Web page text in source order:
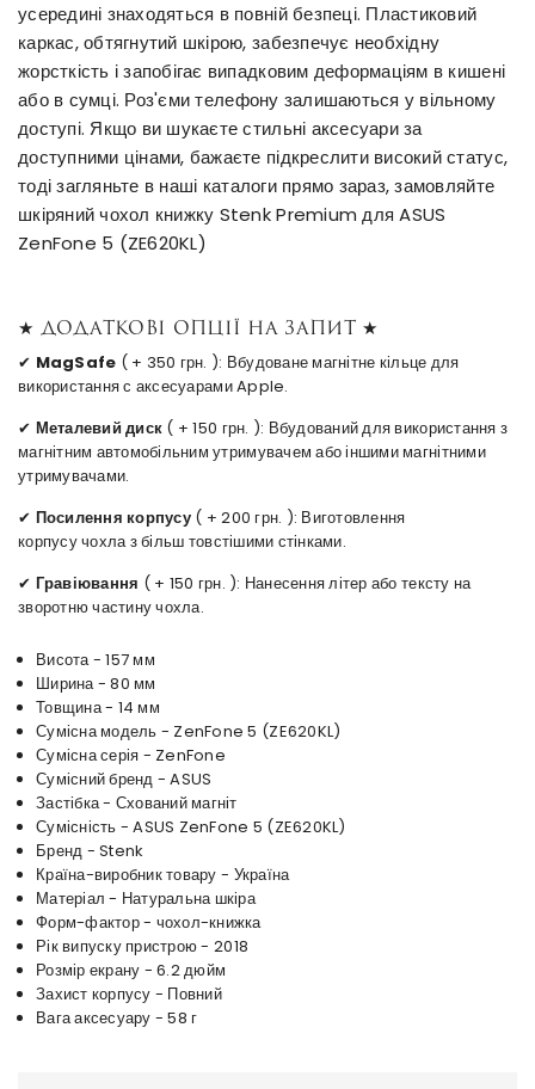
усередині знаходяться в повній безпеці. Пластиковий
каркас, обтягнутий шкірою, забезпечує необхідну
жорсткість і запобігає випадковим деформаціям в кишені
або в сумці. Роз'єми телефону залишаються у вільному
доступі. Якщо ви шукаєте стильні аксесуари за
доступними цінами, бажаєте підкреслити високий статус,
тоді загляньте в наші каталоги прямо зараз, замовляйте
шкіряний чохол книжку Stenk Premium для ASUS
ZenFone 5 (ZE620KL)
★ Додаткові опції на запит ★
✔ MagSafe ( + 350 грн. ): Вбудоване магнітне кільце для
використання с аксесуарами Apple.
✔ Металевий диск ( + 150 грн. ): Вбудований для використання з
магнітним автомобільним утримувачем або іншими магнітними
утримувачами.
✔ Посилення корпусу ( + 200 грн. ): Виготовлення
корпусу чохла з більш товстішими стінками.
✔ Гравіювання ( + 150 грн. ): Нанесення літер або тексту на
зворотню частину чохла.
Висота - 157 мм
Ширина - 80 мм
Товщина - 14 мм
Сумісна модель - ZenFone 5 (ZE620KL)
Сумісна серія - ZenFone
Сумісний бренд - ASUS
Застібка - Схований магніт
Сумісність - ASUS ZenFone 5 (ZE620KL)
Бренд - Stenk
Країна-виробник товару - Україна
Матеріал - Натуральна шкіра
Форм-фактор - чохол-книжка
Рік випуску пристрою - 2018
Розмір екрану - 6.2 дюйм
Захист корпусу - Повний
Вага аксесуару - 58 г